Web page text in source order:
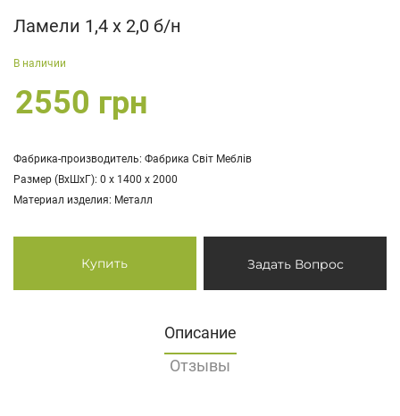
Ламели 1,4 х 2,0 б/н
В наличии
2550 грн
Фабрика-производитель: Фабрика Світ Меблів
Размер (ВхШхГ): 0 х 1400 х 2000
Материал изделия: Металл
Купить Задать Вопрос
Описание
Отзывы